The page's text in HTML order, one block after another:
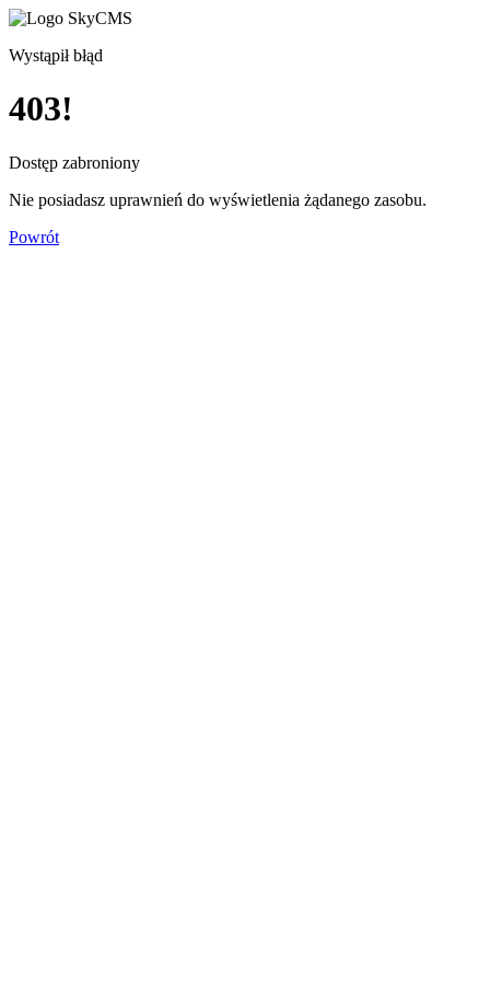
Wystąpił błąd
403!
Dostęp zabroniony
Nie posiadasz uprawnień do wyświetlenia żądanego zasobu.
Powrót